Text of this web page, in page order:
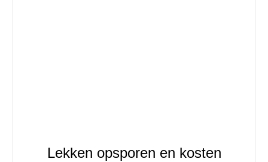
Lekken opsporen en kosten